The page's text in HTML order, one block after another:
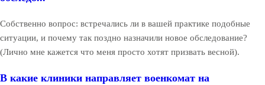
Собственно вопрос: встречались ли в вашей практике подобные
ситуации, и почему так поздно назначили новое обследование?
(Лично мне кажется что меня просто хотят призвать весной).
В какие клиники направляет военкомат на